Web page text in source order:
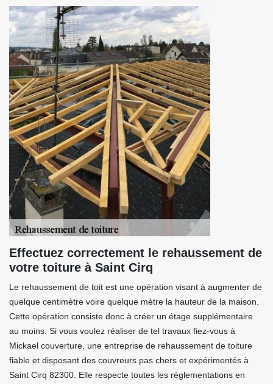
Effectuez correctement le rehaussement de
votre toiture à Saint Cirq
Le rehaussement de toit est une opération visant à augmenter de
quelque centimètre voire quelque mètre la hauteur de la maison.
Cette opération consiste donc à créer un étage supplémentaire
au moins. Si vous voulez réaliser de tel travaux fiez-vous à
Mickael couverture, une entreprise de rehaussement de toiture
fiable et disposant des couvreurs pas chers et expérimentés à
Saint Cirq 82300. Elle respecte toutes les réglementations en